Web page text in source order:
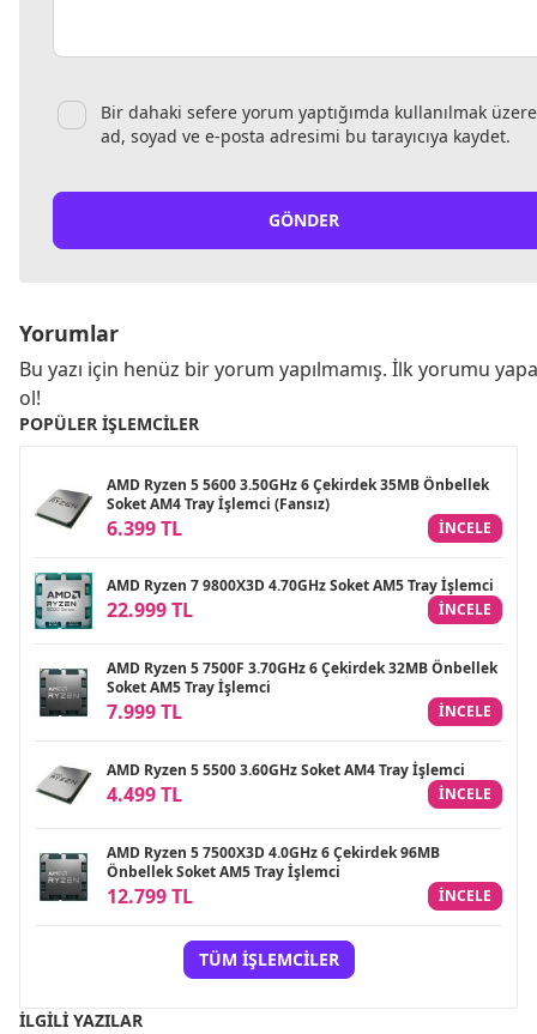
Bir dahaki sefere yorum yaptığımda kullanılmak üzere
ad, soyad ve e-posta adresimi bu tarayıcıya kaydet.
GÖNDER
Yorumlar
Bu yazı için henüz bir yorum yapılmamış. İlk yorumu
ol!
POPÜLER İŞLEMCILER
AMD Ryzen 5 5600 3.50GHz 6 Çekirdek 35MB Önbellek
Soket AM4 Tray İşlemci (Fansız)
6.399 TL INCELE
AMD Ryzen 7 9800X3D 4.70GHz Soket AM5 Tray İşlemci
22.999 TL INCELE
AMD Ryzen 5 7500F 3.70GHz 6 Çekirdek 32MB Önbellek
Soket AM5 Tray İşlemci
7.999 TL INCELE
AMD Ryzen 5 5500 3.60GHz Soket AM4 Tray İşlemci
4.499 TL INCELE
AMD Ryzen 5 7500X3D 4.0GHz 6 Çekirdek 96MB
Önbellek Soket AM5 Tray İşlemci
12.799 TL INCELE
TÜM İŞLEMCILER
İLGILI YAZILAR